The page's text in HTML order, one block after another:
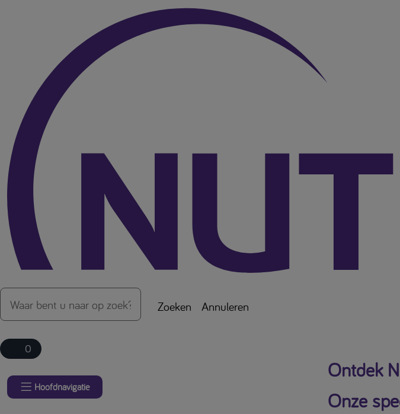
Over de inhoud van de pagina
Zoeken
Annuleren
0
Hoofdnavigatie
Ontdek
Onze